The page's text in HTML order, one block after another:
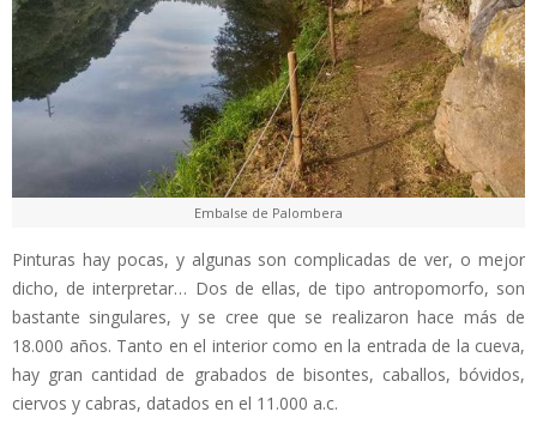
Embalse de Palombera
Pinturas hay pocas, y algunas son complicadas de ver, o mejor
dicho, de interpretar… Dos de ellas, de tipo antropomorfo, son
bastante singulares, y se cree que se realizaron hace más de
18.000 años. Tanto en el interior como en la entrada de la cueva,
hay gran cantidad de grabados de bisontes, caballos, bóvidos,
ciervos y cabras, datados en el 11.000 a.c.